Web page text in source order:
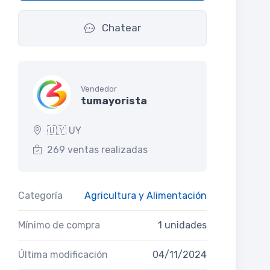
Chatear
Vendedor
tumayorista
🇺🇾 UY
269 ventas realizadas
Categoría Agricultura y Alimentación
Mínimo de compra 1 unidades
Última modificación 04/11/2024